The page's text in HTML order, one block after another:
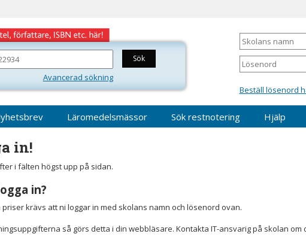
Skolans
namn
Lösenord
Beställ lösenord
Avancerad sökning
Läromedelsmässor Sök restnotering Hjälp
in!
i fälten högst upp på sidan.
in?
krävs att ni loggar in med skolans namn och lösenord ovan.
så görs detta i din webbläsare. Kontakta IT-ansvarig på skolan om